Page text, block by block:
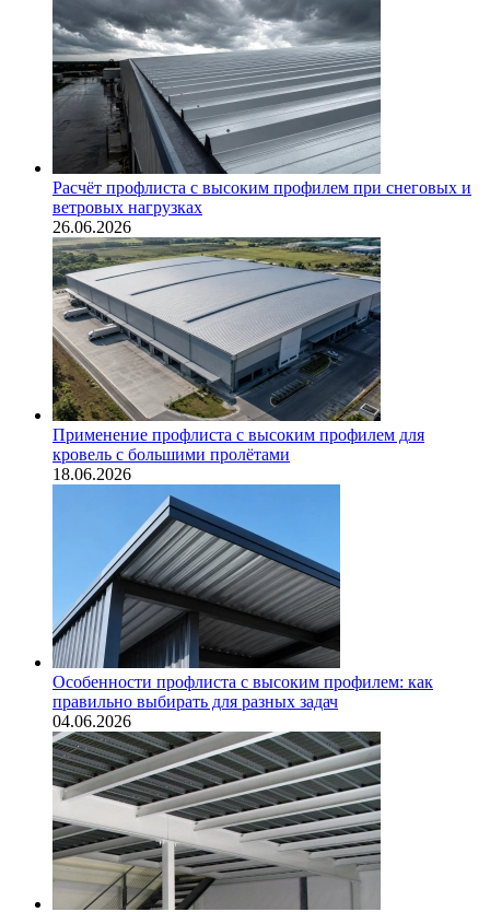
Расчёт профлиста с высоким профилем при снеговых и
ветровых нагрузках
26.06.2026
Применение профлиста с высоким профилем для
кровель с большими пролётами
18.06.2026
Особенности профлиста с высоким профилем: как
правильно выбирать для разных задач
04.06.2026